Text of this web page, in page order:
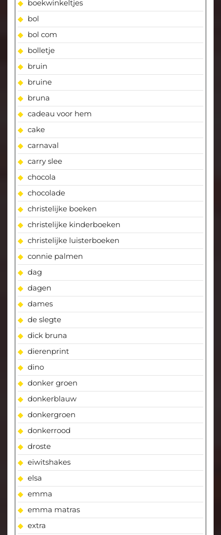
boekwinkeltjes
bol
bol com
bolletje
bruin
bruine
bruna
cadeau voor hem
cake
carnaval
carry slee
chocola
chocolade
christelijke boeken
christelijke kinderboeken
christelijke luisterboeken
connie palmen
dag
dagen
dames
de slegte
dick bruna
dierenprint
dino
donker groen
donkerblauw
donkergroen
donkerrood
droste
eiwitshakes
elsa
emma
emma matras
extra